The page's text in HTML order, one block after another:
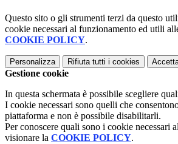
Questo sito o gli strumenti terzi da questo
cookie necessari al funzionamento ed utili
COOKIE POLICY.
Personalizza Rifiuta tutti i cookies
Gestione cookie
In questa schermata è possibile scegliere
I cookie necessari sono quelli che
piattaforma e non è possibile disabilitarli.
Per conoscere quali sono i cookie necessari
visionare la COOKIE POLICY.